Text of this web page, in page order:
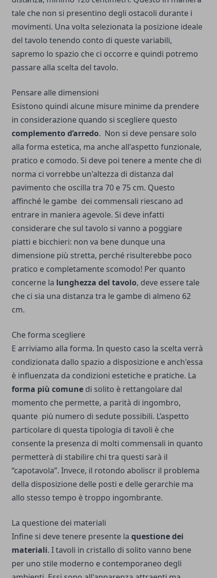
tale che non si presentino degli ostacoli durante i
movimenti. Una volta selezionata la posizione ideale
del tavolo tenendo conto di queste variabili,
sapremo lo spazio che ci occorre e quindi potremo
passare alla scelta del tavolo.
Pensare alle dimensioni
Esistono quindi alcune misure minime da prendere
in considerazione quando si scegliere questo
complemento d’arredo. Non si deve pensare solo
alla forma estetica, ma anche all'aspetto funzionale,
pratico e comodo. Si deve poi tenere a mente che di
norma ci vorrebbe un'altezza di distanza dal
pavimento che oscilla tra 70 e 75 cm. Questo
affinché le gambe dei commensali riescano ad
entrare in maniera agevole. Si deve infatti
considerare che sul tavolo si vanno a poggiare
piatti e bicchieri: non va bene dunque una
dimensione più stretta, perché risulterebbe poco
pratico e completamente scomodo! Per quanto
concerne la lunghezza del tavolo, deve essere tale
che ci sia una distanza tra le gambe di almeno 62
cm.
Che forma scegliere
E arriviamo alla forma. In questo caso la scelta verrà
condizionata dallo spazio a disposizione e anch'essa
è influenzata da condizioni estetiche e pratiche. La
forma più comune di solito è rettangolare dal
momento che permette, a parità di ingombro,
quante più numero di sedute possibili. L’aspetto
particolare di questa tipologia di tavoli è che
consente la presenza di molti commensali in quanto
permetterà di stabilire chi tra questi sarà il
“capotavola”. Invece, il rotondo aboliscr il problema
della disposizione delle posti e delle gerarchie ma
allo stesso tempo è troppo ingombrante.
La questione dei materiali
Infine si deve tenere presente la questione dei
materiali. I tavoli in cristallo di solito vanno bene
per uno stile moderno e contemporaneo degli